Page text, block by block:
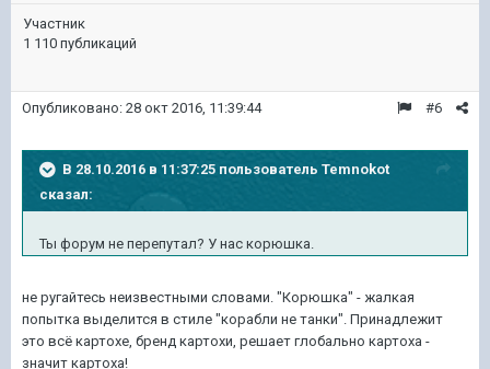
Участник
1 110 публикаций
#6
Опубликовано: 28 окт 2016, 11:39:44
В 28.10.2016 в 11:37:25 пользователь Temnokot
сказал:
Ты форум не перепутал? У нас корюшка.
не ругайтесь неизвестными словами. "Корюшка" - жалкая
попытка выделится в стиле "корабли не танки". Принадлежит
это всё картохе, бренд картохи, решает глобально картоха -
значит картоха!